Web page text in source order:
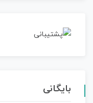
بایگانی